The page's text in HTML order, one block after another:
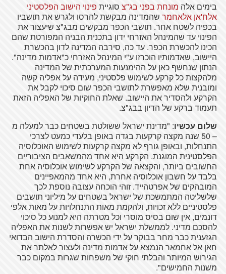
בימים אלה מונחת בפני בג"צסוגיית פינוי הישוב הפלסטיני
אלח'אן אלאחמרשהמדינה מבקשת להרסו ולגרש את תושביו
בכפיה לשטח אחר. תושבי הכפר מבקשים מבג"צ שיעצור את
הפינוי עד שהמינהל האזרחי ידון בתכנית הבניה המפורטת שהם
הכינו להכשרת הכפר. עד כה, סירבה המדינה לדון בהכשרת
היישוב, שאדמותיו הוכרזו ע"י המינהל האזרחי כ"אדמות מדינה".
הנתון שנחשף כאן על ההימנעות המערכתית של המדינה
מלהקצות כל קרקע לשימוש פלסטיני, מעידה על אפליה קשה
ומובנית שלא מאפשרת לתושבי הכפר שום סיכוי לקבל את
הקרקע ולהסדיר את היישוב. שאלת החוקיות של האפליה הזאת
תעמוד ברקע של הדיון בבג"צ.
שלום עכשיו: "מדינת ישראל ששולטת בשטחים כבר למעלה מ
– 50 שנה מקצה קרקעות בגדה באופן בלעדי כמעט לצרכי
התנחלות, ובאופן גורף לא מקצה קרקעות לשימוש האוכלוסיה
הפלסטינית המוגנת. הקרקע היא אחד מהמשאבים הציבוריים
החשובים ביותר, והקצאה של הקרקע לשימוש אוכלוסיה אחת
בלבד על חשבון אוכלוסיה אחרת, היא אחד מהמאפיינים
המובהקים של אפרטהייד. זוהי הוכחה עצובה נוספת לכך
שלשליטה המתמשכת של ישראל בשטחים על מיליוני תושבים
פלסטיניים ללא זכויות, ולהקמת מאות התנחלויות על מאות אלפי
דונמים, אין שום בסיס מוסרי וכל מטרתה היא למנוע כל סיכוי
להסכם מדיני. לממשלת ישראל יש אפשרות לשנות את האפליה
הגזענית כבר מחר בבוקר על ידי הכשרה והסדרת הישוב הבדואי
חאן אל אחמאר הנמצא על אדמות מדינה ולעצור לאלתר את
הגירוש המיותר והבלתי חוקי של משפחות שגרות במקום כבר
משנות החמישים".